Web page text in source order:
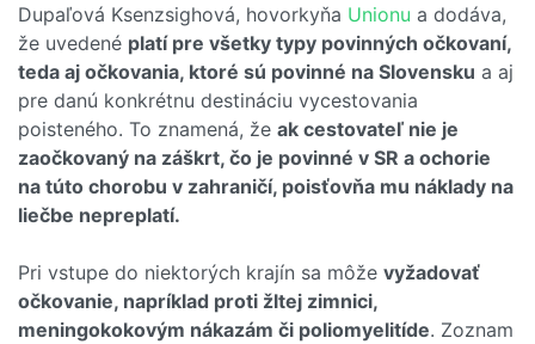
Dupaľová Ksenzsighová, hovorkyňa Unionu a dodáva,
že uvedené platí pre všetky typy povinných očkovaní,
teda aj očkovania, ktoré sú povinné na Slovensku a aj
pre danú konkrétnu destináciu vycestovania
poisteného. To znamená, že ak cestovateľ nie je
zaočkovaný na záškrt, čo je povinné v SR a ochorie
na túto chorobu v zahraničí, poisťovňa mu náklady na
liečbe nepreplatí.
Pri vstupe do niektorých krajín sa môže vyžadovať
očkovanie, napríklad proti žltej zimnici,
meningokokovým nákazám či poliomyelitíde. Zoznam